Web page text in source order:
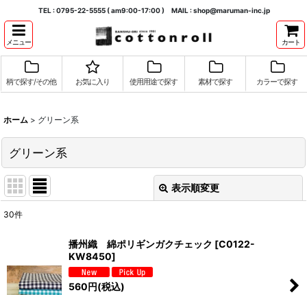
TEL : 0795-22-5555 ( am9:00-17:00 ) MAIL : shop@maruman-inc.jp
メニュー カート
柄で探す/その他 お気に入り 使用用途で探す 素材で探す カラーで探す
ホーム > グリーン系
グリーン系
表示順変更
並び順:
30件
播州織 綿ポリギンガクチェック [C0122-
KW8450]
560円(税込)